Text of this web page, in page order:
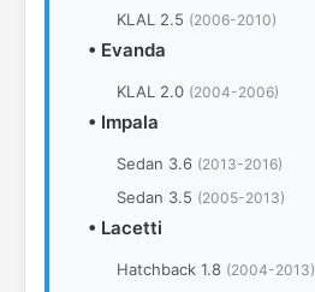
KLAL 2.5 (2006-2010)
• Evanda
KLAL 2.0 (2004-2006)
• Impala
Sedan 3.6 (2013-2016)
Sedan 3.5 (2005-2013)
• Lacetti
Hatchback 1.8 (2004-2013)